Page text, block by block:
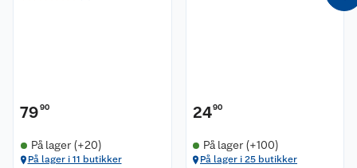
7990
På lager (+20)
På lager i 11 butikker
2490
På lager (+100)
På lager i 25 butikker